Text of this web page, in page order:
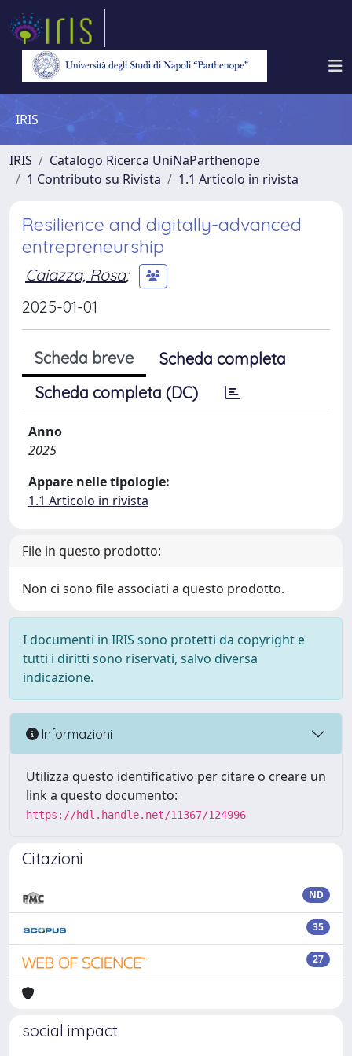
IRIS
IRIS
Catalogo Ricerca UniNaParthenope
1 Contributo su Rivista
1.1 Articolo in rivista
Resilience and digitally-advanced
entrepreneurship
Caiazza, Rosa;
2025-01-01
Scheda breve
Scheda completa
Scheda completa (DC)
Anno
2025
Appare nelle tipologie:
1.1 Articolo in rivista
File in questo prodotto:
Non ci sono file associati a questo prodotto.
I documenti in IRIS sono protetti da copyright e
tutti i diritti sono riservati, salvo diversa
indicazione.
Informazioni
Utilizza questo identificativo per citare o creare un
link a questo documento:
https://hdl.handle.net/11367/124996
Citazioni
ND
35
27
social impact